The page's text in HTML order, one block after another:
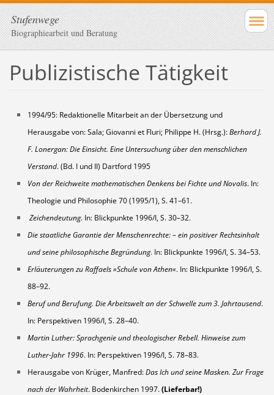
Stufenwege
Biographiearbeit und Beratung
Publizistische Tätigkeit
1994/95: Redaktionelle Mitarbeit an der Übersetzung und
Herausgabe von: Sala; Giovanni et Fluri; Philippe H. (Hrsg.):Berhard J.
F. Lonergan: Die Einsicht. Eine Untersuchung über den menschlichen
Verstand. (Bd. I und II) Dartford 1995
Von der Reichweite mathematischen Denkens bei Fichte und Novalis. In:
Theologie und Philosophie 70 (1995/1), S. 41–61.
Zeichendeutung. In: Blickpunkte 1996/I, S. 30–32.
Die staatliche Garantie der Menschenrechte: – ein positiver Rechtsinhalt
und seine philosophische Begründung. In: Blickpunkte 1996/I, S. 34–53.
Erläuterungen zu Raffaels »Schule von Athen«. In: Blickpunkte 1996/I, S.
88–92.
Beruf und Berufung. Die Arbeitswelt an der Schwelle zum 3. Jahrtausend.
In: Perspektiven 1996/I, S. 28–40.
Martin Luther: Sprachgenie und theologischer Rebell. Hinweise zum
Luther-Jahr 1996. In: Perspektiven 1996/I, S. 78–83.
Herausgabe von Krüger, Manfred:Das Ich und seine Masken. Zur Frage
nach der Wahrheit. Bodenkirchen 1997.(Lieferbar!)